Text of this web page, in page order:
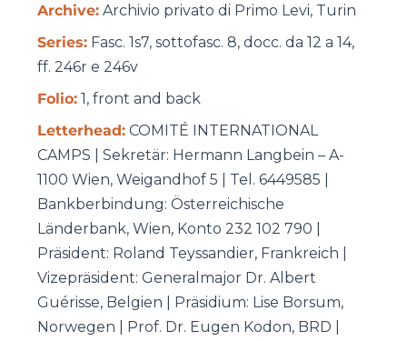
Archive: Archivio privato di Primo Levi, Turin
Series: Fasc. 1s7, sottofasc. 8, docc. da 12 a 14,
ff. 246r e 246v
Folio: 1, front and back
Letterhead: COMITÉ INTERNATIONAL
CAMPS | Sekretär: Hermann Langbein – A-
1100 Wien, Weigandhof 5 | Tel. 6449585 |
Bankberbindung: Österreichische
Länderbank, Wien, Konto 232 102 790 |
Präsident: Roland Teyssandier, Frankreich |
Vizepräsident: Generalmajor Dr. Albert
Guérisse, Belgien | Präsidium: Lise Borsum,
Norwegen | Prof. Dr. Eugen Kodon, BRD |